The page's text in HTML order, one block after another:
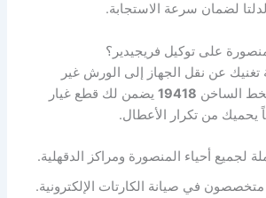
لضمان سرعة الاستجابة.
على توكيل فريجيدير؟
تغنيك عن نقل الجهاز إلى الورش غير
الساخن 19418 يضمن لك قطع غيار
يحميك من تكرار الأعطال.
لجميع أحياء المنصورة ومراكز الدقهلية.
في صيانة الكارتات الإلكترونية.